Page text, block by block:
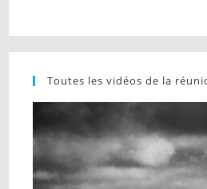
Toutes les vidéos de la